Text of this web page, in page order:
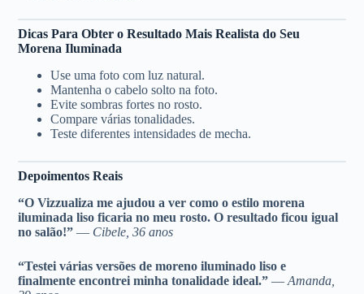
Dicas Para Obter o Resultado Mais Realista do Seu
Morena Iluminada
Use uma foto com luz natural.
Mantenha o cabelo solto na foto.
Evite sombras fortes no rosto.
Compare várias tonalidades.
Teste diferentes intensidades de mecha.
Depoimentos Reais
“O Vizzualiza me ajudou a ver como o estilo morena
iluminada liso ficaria no meu rosto. O resultado ficou igual
no salão!” — Cibele, 36 anos
“Testei várias versões de moreno iluminado liso e
finalmente encontrei minha tonalidade ideal.” —Amanda,